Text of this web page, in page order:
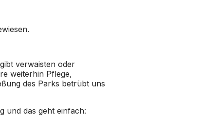
verwaisten oder
weiterhin Pflege,
des Parks betrübt uns
und das geht einfach: